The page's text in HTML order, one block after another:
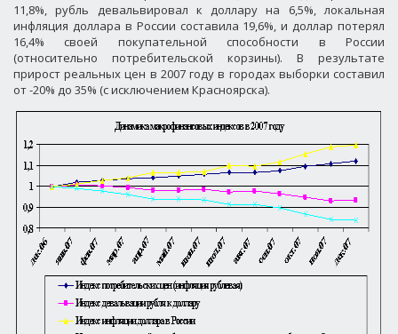
11,8%, рубль девальвировал к доллару на 6,5%, локальная
инфляция доллара в России составила 19,6%, и доллар потерял
16,4% своей покупательной способности в России
(относительно потребительской корзины). В результате
прирост реальных цен в 2007 году в городах выборки составил
от -20% до 35% (с исключением Красноярска).